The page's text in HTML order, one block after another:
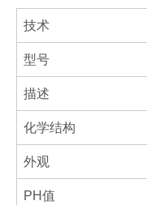
技术
型号
描述
化学结构
外观
PH值